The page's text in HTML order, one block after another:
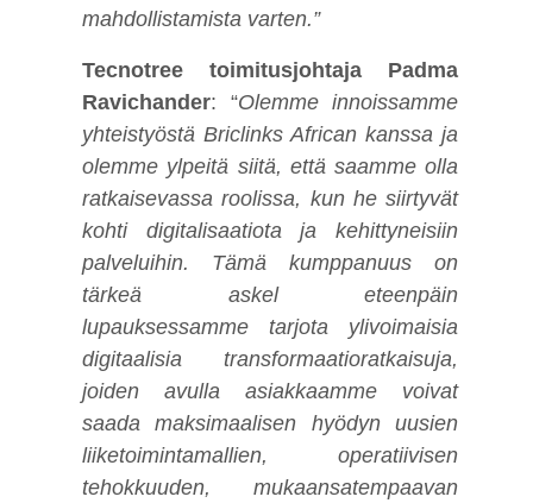
mahdollistamista varten.”
Tecnotree toimitusjohtaja Padma
Ravichander: “Olemme innoissamme
yhteistyöstä Briclinks African kanssa ja
olemme ylpeitä siitä, että saamme olla
ratkaisevassa roolissa, kun he siirtyvät
kohti digitalisaatiota ja kehittyneisiin
palveluihin. Tämä kumppanuus on
tärkeä askel eteenpäin
lupauksessamme tarjota ylivoimaisia
digitaalisia transformaatioratkaisuja,
joiden avulla asiakkaamme voivat
saada maksimaalisen hyödyn uusien
liiketoimintamallien, operatiivisen
tehokkuuden, mukaansatempaavan